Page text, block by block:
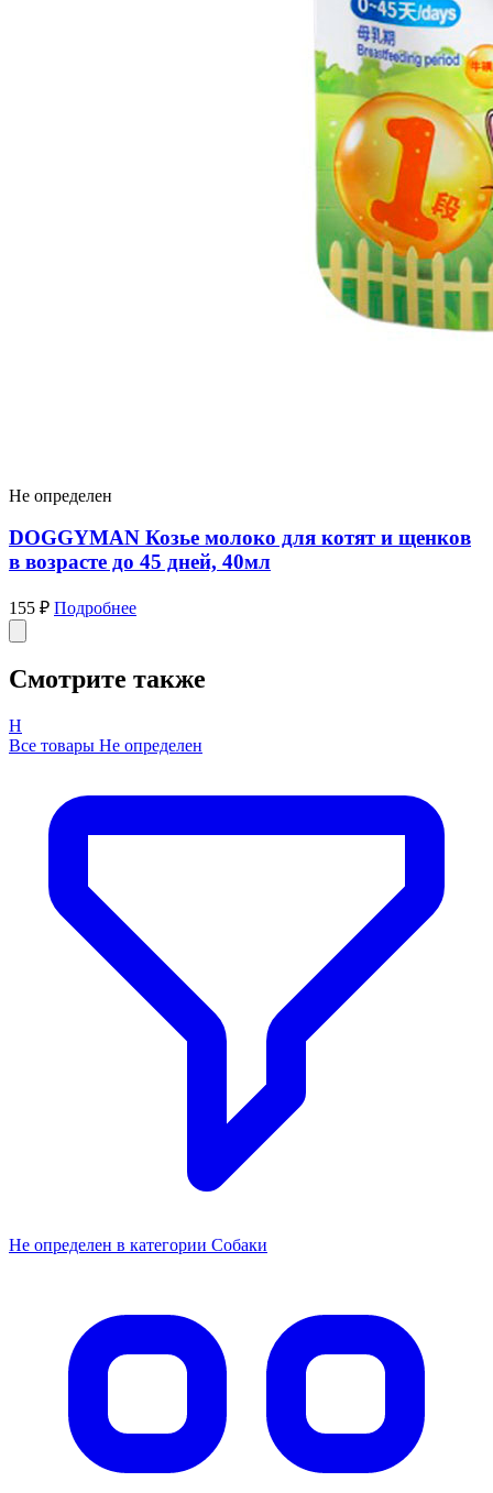
Не определен
DOGGYMAN Козье молоко для котят и щенков
в возрасте до 45 дней, 40мл
155 ₽ Подробнее
Смотрите также
Н
Все товары Не определен
Не определен в категории Собаки